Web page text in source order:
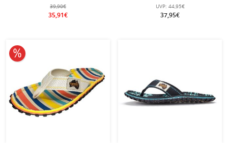
39,90€
35,91€
UVP: 44,95€
37,95€
10% reduziert